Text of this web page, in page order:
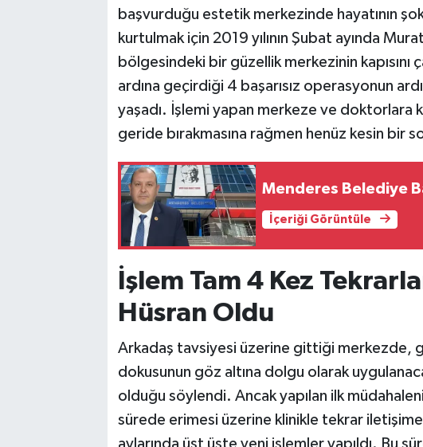
başvurduğu estetik merkezinde hayatının
kurtulmak için 2019 yılının Şubat ayında
bölgesindeki bir güzellik merkezinin kapısını
ardına geçirdiği 4 başarısız operasyonun
yaşadı. İşlemi yapan merkeze ve doktorlara
geride bırakmasına rağmen henüz kesin bir
Menderes Belediye
İçeriği Görüntüle
İşlem Tam 4 Kez
Hüsran Oldu
Arkadaş tavsiyesi üzerine gittiği merkezde,
dokusunun göz altına dolgu olarak
olduğu söylendi. Ancak yapılan ilk
sürede erimesi üzerine klinikle tekrar iletişime
aylarında üst üste yeni işlemler yapıldı. Bu